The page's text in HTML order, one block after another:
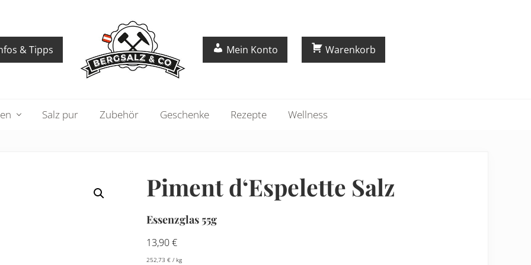
& Tipps Mein Konto Warenkorb
Salz pur Zubehör Geschenke Rezepte Wellness
Piment d‘Espelette Salz
Essenzglas 55g
13,90€
252,73 €/kg